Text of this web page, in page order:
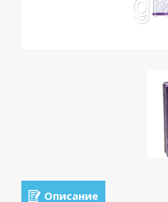
Описание